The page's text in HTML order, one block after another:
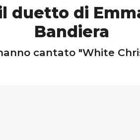
duetto di
Bandiera
cantato "White